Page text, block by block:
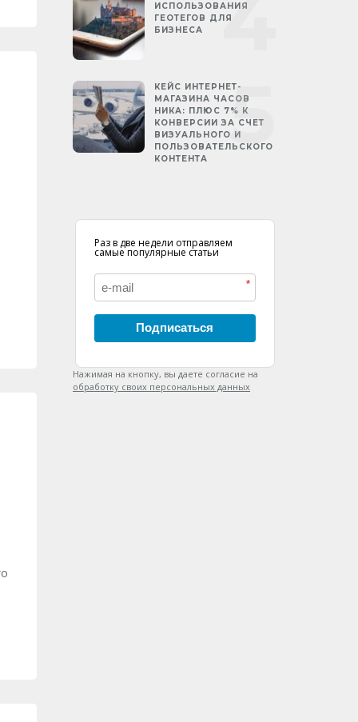
ИСПОЛЬЗОВАНИЯ
ГЕОТЕГОВ ДЛЯ
БИЗНЕСА
КЕЙС ИНТЕРНЕТ-
МАГАЗИНА ЧАСОВ
НИКА: ПЛЮС 7% К
КОНВЕРСИИ ЗА СЧЕТ
ВИЗУАЛЬНОГО И
ПОЛЬЗОВАТЕЛЬСКОГО
КОНТЕНТА
Раз в две недели отправляем
самые популярные статьи
*
Подписаться
Нажимая на кнопку, вы даете согласие на
обработку своих персональных данных